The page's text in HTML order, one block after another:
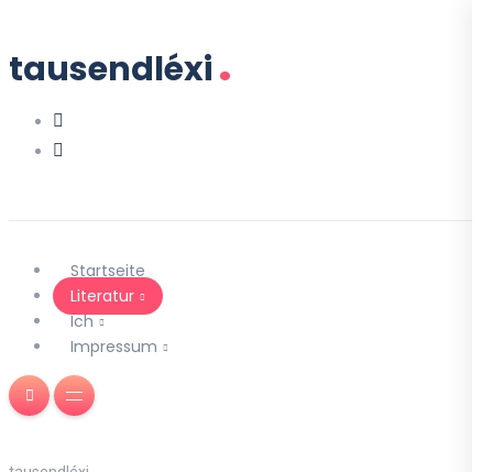
tausendléxi.
Startseite
Literatur
Ich
Impressum